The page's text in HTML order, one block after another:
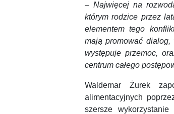
– Najwięcej na
którym rodzice przez
elementem tego
mają promować dialog,
występuje przemoc,
centrum całego
Waldemar Żurek
alimentacyjnych
szersze